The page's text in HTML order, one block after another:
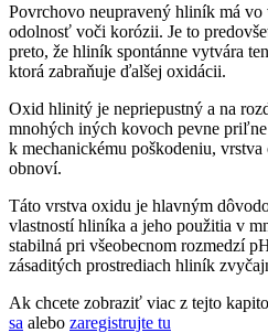
Povrchovo neupravený hliník má
odolnosť voči korózii. Je to
preto, že hliník spontánne vytvára
ktorá zabraňuje ďalšej oxidácii.
Oxid hlinitý je nepriepustný a na
mnohých iných kovoch pevne
k mechanickému poškodeniu,
obnoví.
Táto vrstva oxidu je hlavným
vlastností hliníka a jeho použitia v
stabilná pri všeobecnom rozmedzí
zásaditých prostrediach hliník
Ak chcete zobraziť viac z tejto
sa alebo zaregistrujte tu